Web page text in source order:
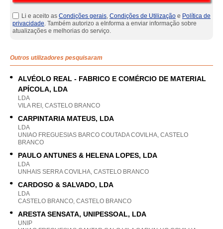
Li e aceito as Condições gerais, Condições de Utilização e Política de
privacidade. Também autorizo a eInforma a enviar informação sobre
atualizações e melhorias do serviço.
Outros utilizadores pesquisaram
ALVÉOLO REAL - FABRICO E COMÉRCIO DE MATERIAL
APÍCOLA, LDA
LDA
VILA REI, CASTELO BRANCO
CARPINTARIA MATEUS, LDA
LDA
UNIAO FREGUESIAS BARCO COUTADA COVILHA, CASTELO
BRANCO
PAULO ANTUNES & HELENA LOPES, LDA
LDA
UNHAIS SERRA COVILHA, CASTELO BRANCO
CARDOSO & SALVADO, LDA
LDA
CASTELO BRANCO, CASTELO BRANCO
ARESTA SENSATA, UNIPESSOAL, LDA
UNIP